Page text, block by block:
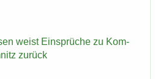
weist Ein­sprü­che zu Kom­
zu­rück